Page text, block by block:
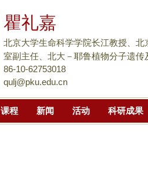
到
页
主
要
瞿礼嘉
北京大学生命科学学院长江教授、
室副主任、北大－耶鲁植物分子遗
86-10-62753018
qulj@pku.edu.cn
课程 新闻 活动 科研成果